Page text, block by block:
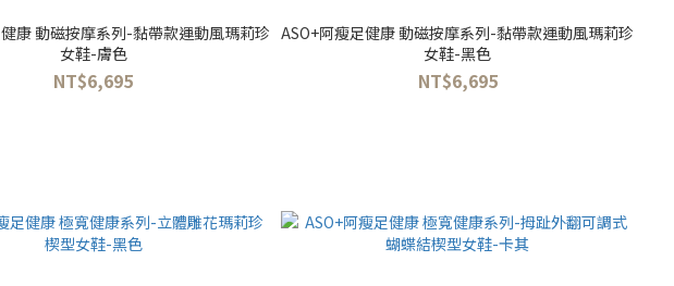
康 動磁按摩系列-黏帶款運動風瑪莉珍
女鞋-膚色
NT$6,695
ASO+阿瘦足健康 動磁按摩系列-黏帶款運動風瑪莉珍
女鞋-黑色
NT$6,695